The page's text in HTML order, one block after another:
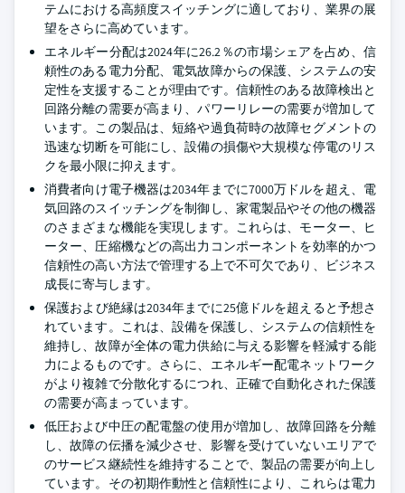
テムにおける高頻度スイッチングに適しており、業界の展
望をさらに高めています。
エネルギー分配は2024年に26.2％の市場シェアを占め、信
頼性のある電力分配、電気故障からの保護、システムの安
定性を支援することが理由です。信頼性のある故障検出と
回路分離の需要が高まり、パワーリレーの需要が増加して
います。この製品は、短絡や過負荷時の故障セグメントの
迅速な切断を可能にし、設備の損傷や大規模な停電のリス
クを最小限に抑えます。
消費者向け電子機器は2034年までに7000万ドルを超え、電
気回路のスイッチングを制御し、家電製品やその他の機器
のさまざまな機能を実現します。これらは、モーター、ヒ
ーター、圧縮機などの高出力コンポーネントを効率的かつ
信頼性の高い方法で管理する上で不可欠であり、ビジネス
成長に寄与します。
保護および絶縁は2034年までに25億ドルを超えると予想さ
れています。これは、設備を保護し、システムの信頼性を
維持し、故障が全体の電力供給に与える影響を軽減する能
力によるものです。さらに、エネルギー配電ネットワーク
がより複雑で分散化するにつれ、正確で自動化された保護
の需要が高まっています。
低圧および中圧の配電盤の使用が増加し、故障回路を分離
し、故障の伝播を減少させ、影響を受けていないエリアで
のサービス継続性を維持することで、製品の需要が向上し
ています。その初期作動性と信頼性により、これらは電力